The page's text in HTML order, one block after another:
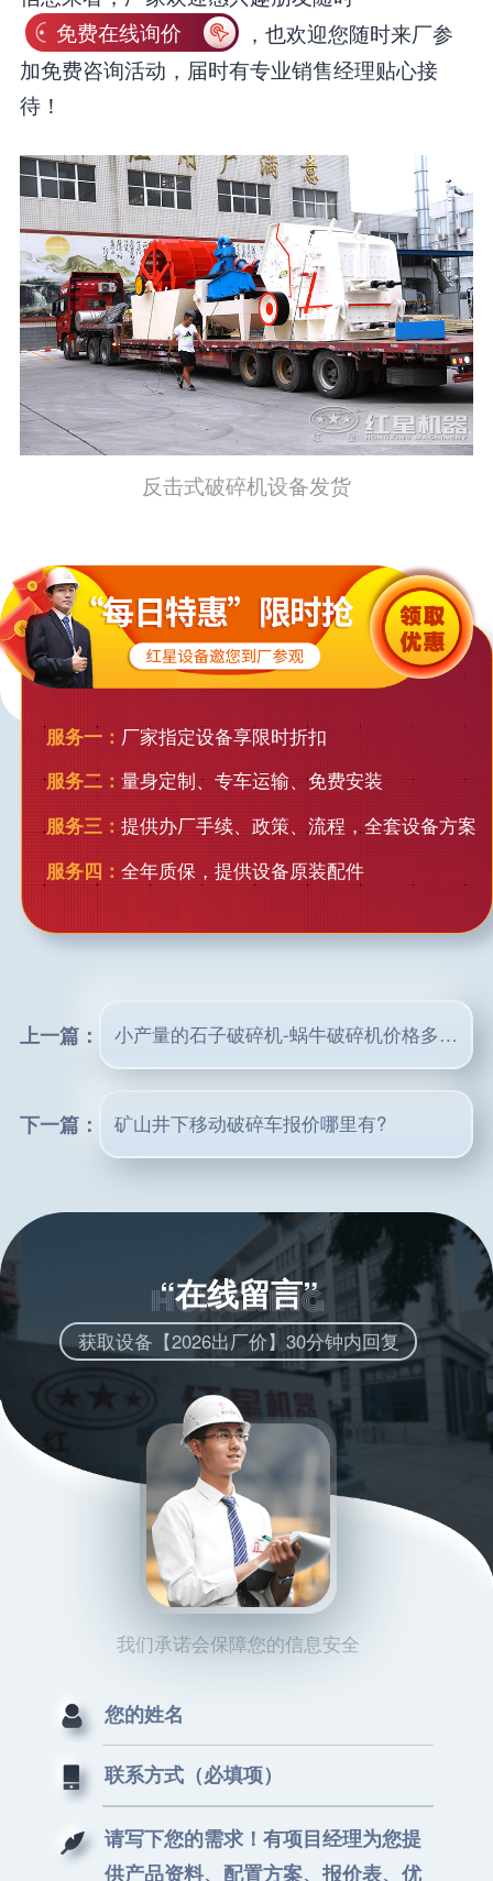
免费在线询价
，也欢迎您随时来厂参
加免费咨询活动，届时有专业销售经理贴心接
待！
反击式破碎机设备发货
服务一： 厂家指定设备享限时折扣
服务二： 量身定制、专车运输、免费安装
服务三： 提供办厂手续、政策、流程，全套设备方案
服务四： 全年质保，提供设备原装配件
上一篇： 小产量的石子破碎机-蜗牛破碎机价格多少？
下一篇： 矿山井下移动破碎车报价哪里有?
“在线留言”
获取设备【2026出厂价】30分钟内回复
我们承诺会保障您的信息安全